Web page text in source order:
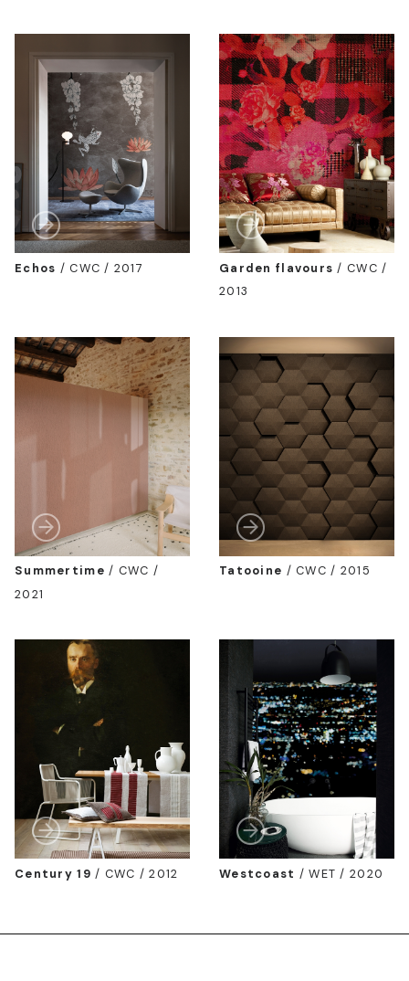
Echos /CWC / 2017 Garden flavours /CWC /
2013
Summertime / CWC /
2021
Tatooine /CWC / 2015
Century 19 / CWC / 2012 Westcoast /WET / 2020